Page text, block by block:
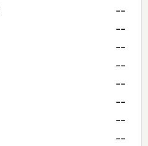
--
--
--
--
--
--
--
--